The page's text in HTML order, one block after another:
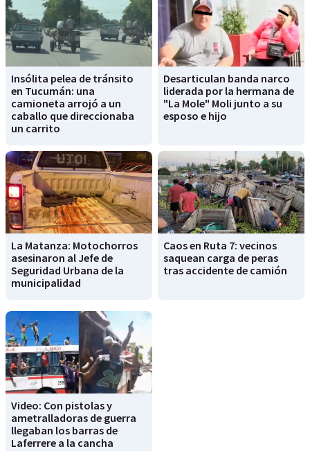
Insólita pelea de tránsito
en Tucumán: una
camioneta arrojó a un
caballo que direccionaba
un carrito
Desarticulan banda narco
liderada por la hermana de
"La Mole" Moli junto a su
esposo e hijo
La Matanza: Motochorros
asesinaron al Jefe de
Seguridad Urbana de la
municipalidad
Caos en Ruta 7: vecinos
saquean carga de peras
tras accidente de camión
Video: Con pistolas y
ametralladoras de guerra
llegaban los barras de
Laferrere a la cancha